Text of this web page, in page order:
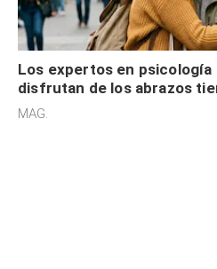
Los expertos en
disfrutan de los abrazos
sensibilidad a los estímulos
MAG.